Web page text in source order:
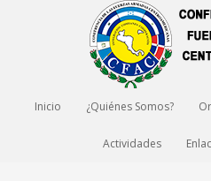
Inicio ¿Quiénes Somos?
Actividades